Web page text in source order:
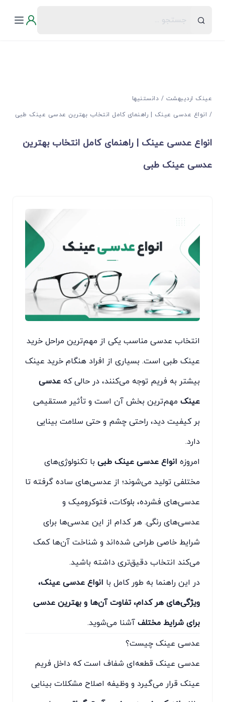
عینک اردیبهشت
دانستنیها
انواع عدسی عینک | راهنمای کامل انتخاب بهترین عدسی عینک طبی
انواع عدسی عینک | راهنمای کامل انتخاب بهترین
عدسی عینک طبی
انتخاب عدسی مناسب یکی از مهم‌ترین مراحل خرید
عینک طبی است. بسیاری از افراد هنگام خرید عینک
بیشتر به فریم توجه می‌کنند، در حالی که عدسی
عینک مهم‌ترین بخش آن است و تأثیر مستقیمی
بر کیفیت دید، راحتی چشم و حتی سلامت بینایی
دارد.
امروزه انواع عدسی عینک طبی با تکنولوژی‌های
مختلفی تولید می‌شوند؛ از عدسی‌های ساده گرفته تا
عدسی‌های فشرده، بلوکات، فتوکرومیک و
عدسی‌های رنگی. هر کدام از این عدسی‌ها برای
شرایط خاصی طراحی شده‌اند و شناخت آن‌ها کمک
می‌کند انتخاب دقیق‌تری داشته باشید.
در این راهنما به طور کامل با انواع عدسی عینک،
ویژگی‌های هر کدام، تفاوت آن‌ها و بهترین عدسی
برای شرایط مختلف آشنا می‌شوید.
عدسی عینک چیست؟
عدسی عینک قطعه‌ای شفاف است که داخل فریم
عینک قرار می‌گیرد و وظیفه اصلاح مشکلات بینایی